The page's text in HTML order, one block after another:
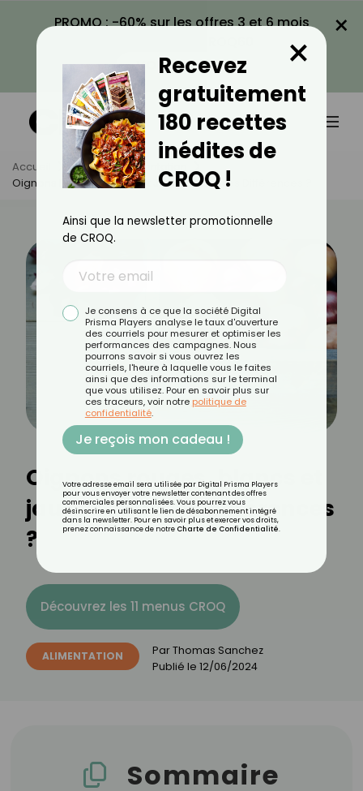
PROMO : -60% sur les offres 3 et 6 mois
VOIR LA PROMO
×
Accueil Actus
Alimentation
Oignons Rouges, Blancs Et Jaunes : Quelles Différences ?
Oignons rouges, blancs et
jaunes : quelles différences
?
Découvrez les 11 menus CROQ
ALIMENTATION ParThomas Sanchez
Publié le 12/06/2024
Sommaire
Recevez
gratuitement
180 recettes
inédites de
CROQ !
×
Ainsi que la newsletter promotionnelle
de CROQ.
Je consens à ce que la société Digital
Prisma Players analyse le taux d'ouverture
des courriels pour mesurer et optimiser les
performances des campagnes. Nous
pourrons savoir si vous ouvrez les
courriels, l'heure à laquelle vous le faites
ainsi que des informations sur le terminal
que vous utilisez. Pour en savoir plus sur
ces traceurs, voir notre politique de
confidentialité.
Je reçois mon cadeau !
Votre adresse email sera utilisée par Digital Prisma Players
pour vous envoyer votre newsletter contenant des offres
commerciales personnalisées. Vous pourrez vous
désinscrire en utilisant le lien de désabonnement intégré
dans la newsletter. Pour en savoir plus et exercer vos droits,
prenez connaissance de notre Charte de Confidentialité.